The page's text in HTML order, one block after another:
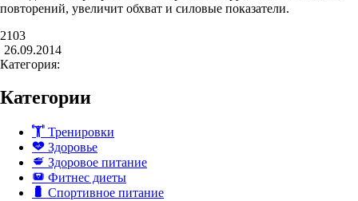
повторений, увеличит обхват и силовые показатели.
2103
26.09.2014
Категория:
Категории
Тренировки
Здоровье
Здоровое питание
Фитнес диеты
Спортивное питание